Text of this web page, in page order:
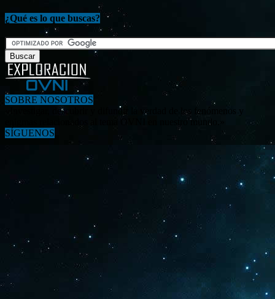
¿Qué es lo que buscas?
SOBRE NOSOTROS
«Investigar, descubrir y difundir la verdad de los fenómenos y
enigmas relacionados al tema OVNI en nuestro mundo.»
SÍGUENOS